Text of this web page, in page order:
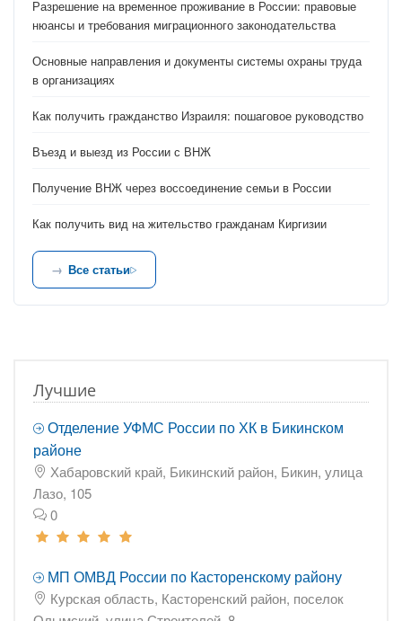
Разрешение на временное проживание в России: правовые
нюансы и требования миграционного законодательства
Основные направления и документы системы охраны труда
в организациях
Как получить гражданство Израиля: пошаговое руководство
Въезд и выезд из России с ВНЖ
Получение ВНЖ через воссоединение семьи в России
Как получить вид на жительство гражданам Киргизии
Все статьи
Лучшие
Отделение УФМС России по ХК в Бикинском
районе
Хабаровский край, Бикинский район, Бикин, улица
Лазо, 105
0
МП ОМВД России по Касторенскому району
Курская область, Касторенский район, поселок